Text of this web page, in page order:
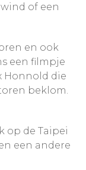
of een
en ook
een filmpje
Honnold die
beklom.
op de Taipei
een andere